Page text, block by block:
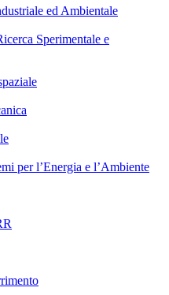
ed Ambientale
Sperimentale e
per l’Energia e l’Ambiente